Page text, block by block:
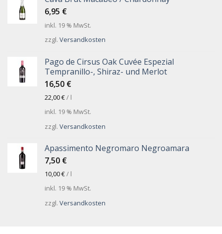
6,95 €
inkl. 19 % MwSt.
zzgl. Versandkosten
Pago de Cirsus Oak Cuvée Espezial
Tempranillo-, Shiraz- und Merlot
16,50 €
22,00€/ l
inkl. 19 % MwSt.
zzgl. Versandkosten
Apassimento Negromaro Negroamara
7,50 €
10,00€/ l
inkl. 19 % MwSt.
zzgl. Versandkosten